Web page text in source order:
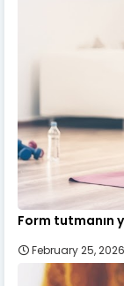
Form tutmanın
February 25, 2026